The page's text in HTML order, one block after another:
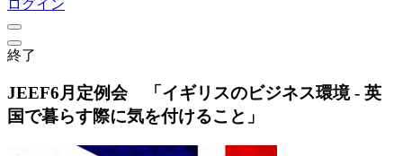
ログイン
終了
JEEF6月定例会 「イギリスのビジネス環境 - 英
国で暮らす際に気を付けること」